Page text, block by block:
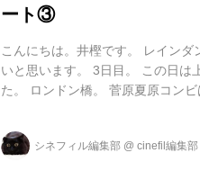
ート③
こんにちは。井樫です。 レイン
いと思います。 3日目。 この日は
た。 ロンドン橋。 菅原夏原コン
ィッシュ&チップス。 チキン南蛮
ある美術館・NATIONAL
シネフィル編集部 @ cinefil編集部